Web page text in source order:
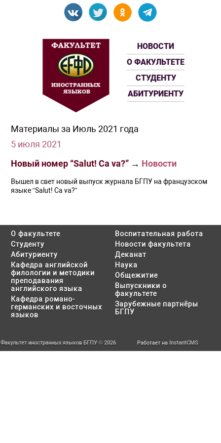
НОВОСТИ
О ФАКУЛЬТЕТЕ
СТУДЕНТУ
АБИТУРИЕНТУ
Материалы за Июль 2021 года
5 июля 2021
Новый номер “Salut! Ca va?” → Новости
Вышел в свет новый выпуск журнала БГПУ на французском
языке “Salut! Ca va?”
О факультете
Студенту
Абитуриенту
Кафедра английской
филологии и методики
преподавания
английского языка
Кафедра романо-
германских и восточных
языков
Воспитательная работа
Новости факультета
Деканат
Наука
Общежитие
Выпускники о
факультете
Зарубежные партнёры
БГПУ
Факультет иностранных языков БГПУ © 2026 Работает на InstantCMS